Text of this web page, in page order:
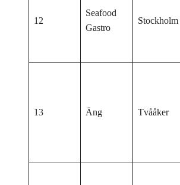
12
Seafood
Gastro
Stockholm
13 Äng Tvååker